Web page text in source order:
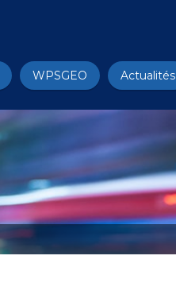
WPSGEO Actualités